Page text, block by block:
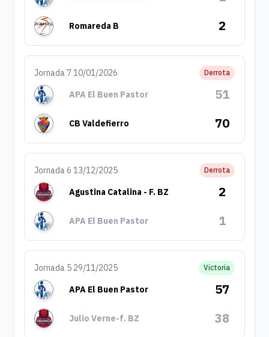
Romareda B 2
Jornada 7 10/01/2026 Derrota
APA El Buen Pastor 51
CB Valdefierro 70
Jornada 6 13/12/2025 Derrota
Agustina Catalina - F. BZ 2
APA El Buen Pastor 1
Jornada 5 29/11/2025 Victoria
APA El Buen Pastor 57
Julio Verne-f. BZ 38